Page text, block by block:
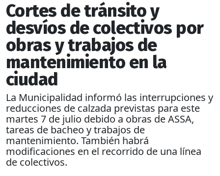
Cortes de tránsito y
desvíos de colectivos por
obras y trabajos de
mantenimiento en la
ciudad
La Municipalidad informó las interrupciones y
reducciones de calzada previstas para este
martes 7 de julio debido a obras de ASSA,
tareas de bacheo y trabajos de
mantenimiento. También habrá
modificaciones en el recorrido de una línea
de colectivos.